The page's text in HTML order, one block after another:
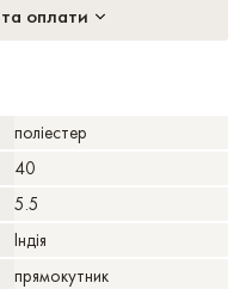
оплати
поліестер
40
5.5
Індія
прямокутник